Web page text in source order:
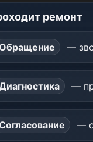
ремонт
—
—
—